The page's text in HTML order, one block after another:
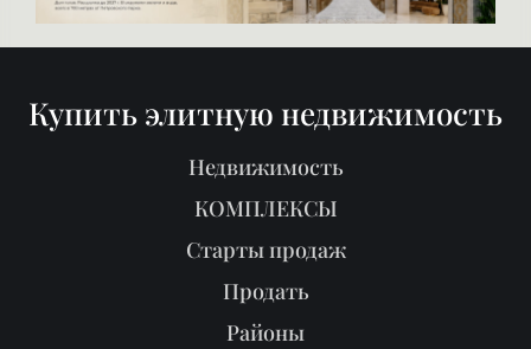
Купить элитную недвижимость
Недвижимость
КОМПЛЕКСЫ
Старты продаж
Продать
Районы